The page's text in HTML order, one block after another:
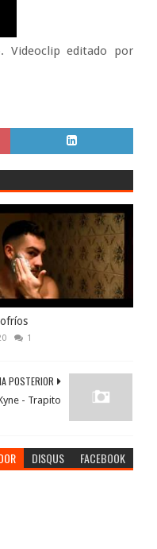
Videoclip editado por
1
POSTERIOR
- Trapito
DISQUS FACEBOOK